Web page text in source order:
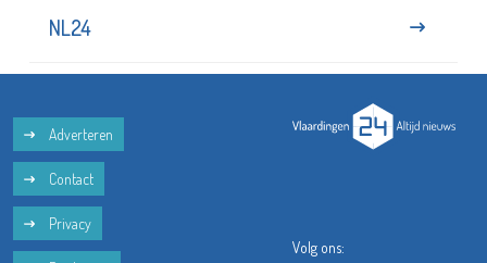
NL24
Adverteren
Contact
Privacy
Volg ons: